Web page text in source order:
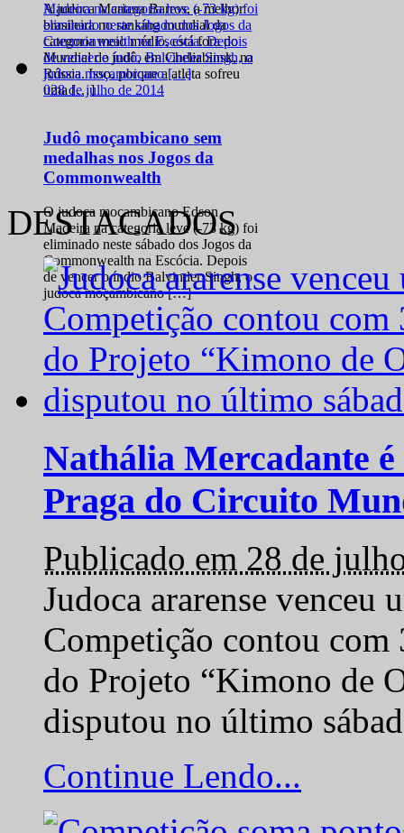
A judoca Mariana Barros, a melhor
brasileira no ranking mundial da
categoria meio médio, está fora do
Mundial de judô, em Cheliabinsk, na
Rússia. Isso, porque a atleta sofreu
uma […]
028 de julho de 2014
Judô moçambicano sem
medalhas nos Jogos da
Commonwealth
O judoca moçambicano Edson
Madeira na categoria leve (-73 kg) foi
eliminado neste sábado dos Jogos da
Commonwealth na Escócia. Depois
de vencer o índio Balvinder Singh, o
judoca moçambicano […]
DESTACADOS
Nathália Mercadante
Praga do Circuito
Publicado em 28 de
Judoca ararense venceu
Competição contou com
do Projeto “Kimono de
disputou no último
Continue Lendo...